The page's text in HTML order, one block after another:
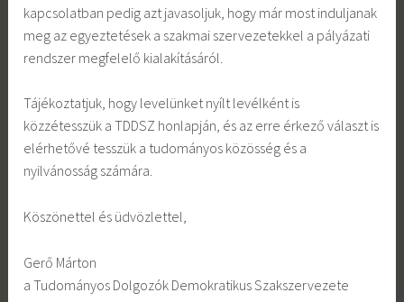
kapcsolatban pedig azt javasoljuk, hogy már most induljanak
meg az egyeztetések a szakmai szervezetekkel a pályázati
rendszer megfelelő kialakításáról.
Tájékoztatjuk, hogy levelünket nyílt levélként is
közzétesszük a TDDSZ honlapján, és az erre érkező választ is
elérhetővé tesszük a tudományos közösség és a
nyilvánosság számára.
Köszönettel és üdvözlettel,
Gerő Márton
a Tudományos Dolgozók Demokratikus Szakszervezete